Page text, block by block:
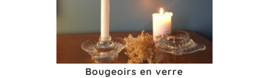
Bougeoirs en verre